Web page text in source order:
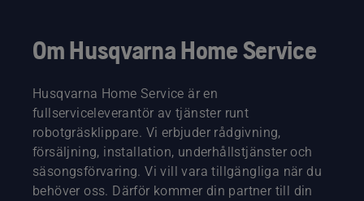
Om Husqvarna Home Service
Husqvarna Home Service är en
fullserviceleverantör av tjänster runt
robotgräsklippare. Vi erbjuder rådgivning,
försäljning, installation, underhållstjänster och
säsongsförvaring. Vi vill vara tillgängliga när du
behöver oss. Därför kommer din partner till din